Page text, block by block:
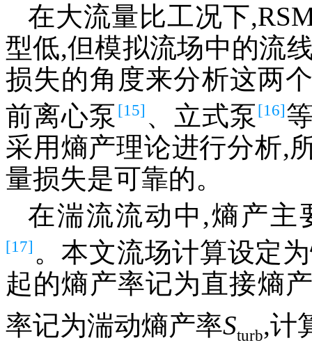
在大流量比工况下
型低,但模拟流场中的流
损失的角度来分析这两
前离心泵 [15] 、立式泵[16]
采用熵产理论进行分析,
量损失是可靠的。
在湍流流动中,熵产主
[17] 。本文流场计算设定
起的熵产率记为直接熵
率记为湍动熵产率Sturb,计